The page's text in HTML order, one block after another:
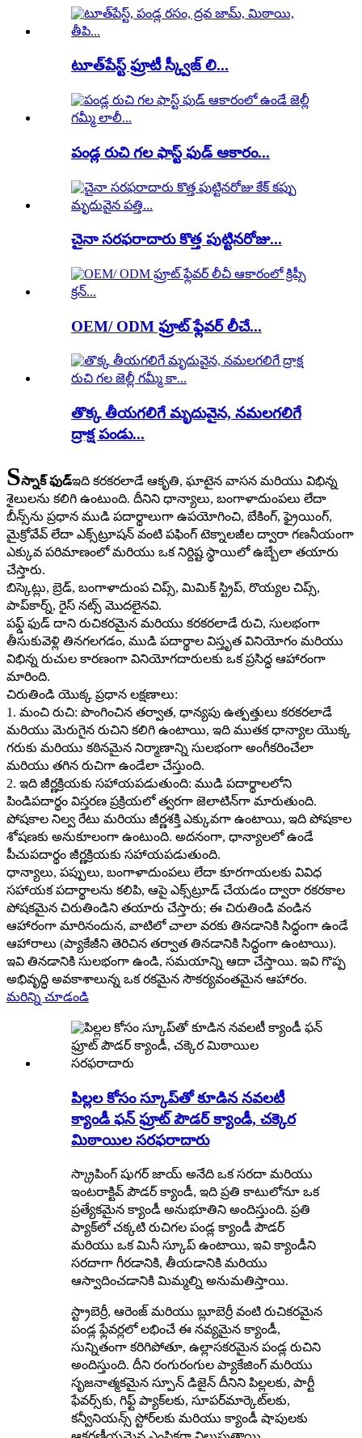
టూత్‌పేస్ట్ ఫ్రూటీ స్క్వీజ్ లి...
పండ్ల రుచి గల ఫాస్ట్ ఫుడ్ ఆకారం...
చైనా సరఫరాదారు కొత్త పుట్టినరోజు...
OEM/ ODM ఫ్రూట్ ఫ్లేవర్ లీచే...
తొక్క తీయగలిగే మృదువైన, నమలగలిగే
ద్రాక్ష పండు...
Sస్నాక్ ఫుడ్ఇది కరకరలాడే ఆకృతి, ఘాటైన వాసన మరియు విభిన్న
శైలులను కలిగి ఉంటుంది. దీనిని ధాన్యాలు, బంగాళాదుంపలు లేదా
బీన్స్‌ను ప్రధాన ముడి పదార్థాలుగా ఉపయోగించి, బేకింగ్, ఫ్రైయింగ్,
మైక్రోవేవ్ లేదా ఎక్స్‌ట్రూషన్ వంటి పఫింగ్ టెక్నాలజీల ద్వారా గణనీయంగా
ఎక్కువ పరిమాణంలో మరియు ఒక నిర్దిష్ట స్థాయిలో ఉబ్బేలా తయారు
చేస్తారు.
బిస్కెట్లు, బ్రెడ్, బంగాళాదుంప చిప్స్, మిమిక్ స్ట్రిప్, రొయ్యల చిప్స్,
పాప్‌కార్న్, రైస్ నట్స్ మొదలైనవి.
పఫ్డ్ ఫుడ్ దాని రుచికరమైన మరియు కరకరలాడే రుచి, సులభంగా
తీసుకువెళ్లి తినగలగడం, ముడి పదార్థాల విస్తృత వినియోగం మరియు
విభిన్న రుచుల కారణంగా వినియోగదారులకు ఒక ప్రసిద్ధ ఆహారంగా
మారింది.
చిరుతిండి యొక్క ప్రధాన లక్షణాలు:
1. మంచి రుచి: పొంగించిన తర్వాత, ధాన్యపు ఉత్పత్తులు కరకరలాడే
మరియు మెరుగైన రుచిని కలిగి ఉంటాయి, ఇది ముతక ధాన్యాల యొక్క
గరుకు మరియు కఠినమైన నిర్మాణాన్ని సులభంగా అంగీకరించేలా
మరియు తగిన రుచిగా ఉండేలా చేస్తుంది.
2. ఇది జీర్ణక్రియకు సహాయపడుతుంది: ముడి పదార్థాలలోని
పిండిపదార్థం విస్తరణ ప్రక్రియలో త్వరగా జెలాటిన్‌గా మారుతుంది.
పోషకాల నిల్వ రేటు మరియు జీర్ణశక్తి ఎక్కువగా ఉంటాయి, ఇది పోషకాల
శోషణకు అనుకూలంగా ఉంటుంది. అదనంగా, ధాన్యాలలో ఉండే
పీచుపదార్థం జీర్ణక్రియకు సహాయపడుతుంది.
ధాన్యాలు, పప్పులు, బంగాళాదుంపలు లేదా కూరగాయలకు వివిధ
సహాయక పదార్థాలను కలిపి, ఆపై ఎక్స్‌ట్రూడ్ చేయడం ద్వారా రకరకాల
పోషకమైన చిరుతిండిని తయారు చేస్తారు; ఈ చిరుతిండి వండిన
ఆహారంగా మారినందున, వాటిలో చాలా వరకు తినడానికి సిద్ధంగా ఉండే
ఆహారాలు (ప్యాకేజీని తెరిచిన తర్వాత తినడానికి సిద్ధంగా ఉంటాయి).
ఇవి తినడానికి సులభంగా ఉండి, సమయాన్ని ఆదా చేస్తాయి. ఇవి గొప్ప
అభివృద్ధి అవకాశాలున్న ఒక రకమైన సౌకర్యవంతమైన ఆహారం.
మరిన్ని చూడండి
పిల్లల కోసం స్కూప్‌తో కూడిన నవలటీ
క్యాండీ ఫన్ ఫ్రూట్ పౌడర్ క్యాండీ, చక్కెర
మిఠాయిల సరఫరాదారు
స్క్రాపింగ్ షుగర్ జాయ్ అనేది ఒక సరదా మరియు
ఇంటరాక్టివ్ పౌడర్ క్యాండీ, ఇది ప్రతి కాటులోనూ ఒక
ప్రత్యేకమైన క్యాండీ అనుభూతిని అందిస్తుంది. ప్రతి
ప్యాక్‌లో చక్కటి రుచిగల పండ్ల క్యాండీ పౌడర్
మరియు ఒక మినీ స్కూప్ ఉంటాయి, ఇవి క్యాండీని
సరదాగా గీరడానికి, తీయడానికి మరియు
ఆస్వాదించడానికి మిమ్మల్ని అనుమతిస్తాయి.
స్ట్రాబెర్రీ, ఆరెంజ్ మరియు బ్లూబెర్రీ వంటి రుచికరమైన
పండ్ల ఫ్లేవర్లలో లభించే ఈ నవ్యమైన క్యాండీ,
సున్నితంగా కరిగిపోతూ, ఉల్లాసకరమైన పండ్ల రుచిని
అందిస్తుంది. దీని రంగురంగుల ప్యాకేజింగ్ మరియు
సృజనాత్మకమైన స్పూన్ డిజైన్ దీనిని పిల్లలకు, పార్టీ
ఫేవర్స్‌కు, గిఫ్ట్ ప్యాక్‌లకు, సూపర్‌మార్కెట్‌లకు,
కన్వీనియన్స్ స్టోర్‌లకు మరియు క్యాండీ షాపులకు